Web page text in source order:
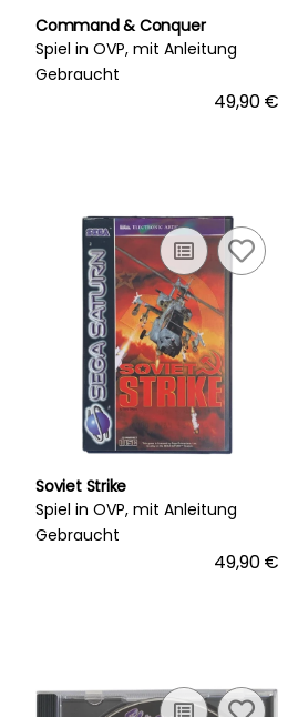
Command & Conquer
Spiel in OVP, mit Anleitung
Gebraucht
49,90 €
Soviet Strike
Spiel in OVP, mit Anleitung
Gebraucht
49,90 €